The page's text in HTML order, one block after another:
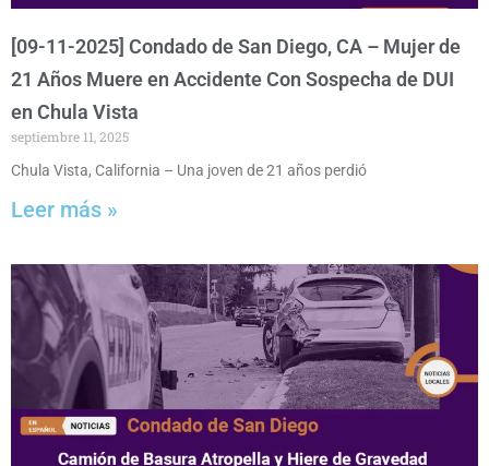
[09-11-2025] Condado de San Diego, CA – Mujer de
21 Años Muere en Accidente Con Sospecha de DUI
en Chula Vista
septiembre 11, 2025
Chula Vista, California – Una joven de 21 años perdió
Leer más »